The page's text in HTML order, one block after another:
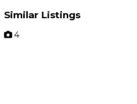
Similar Listings
4